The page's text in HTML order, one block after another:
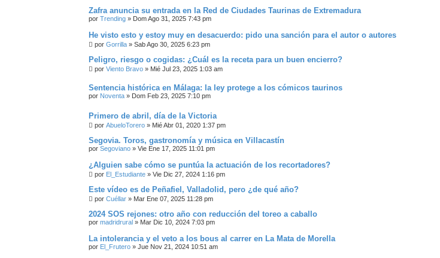
Zafra anuncia su entrada en la Red de Ciudades Taurinas de Extremadura
por Trending » Dom Ago 31, 2025 7:43 pm
He visto esto y estoy muy en desacuerdo: pido una sanción para el autor o autores
por Gorrilla » Sab Ago 30, 2025 6:23 pm
Peligro, riesgo o cogidas: ¿Cuál es la receta para un buen encierro?
por Viento Bravo » Mié Jul 23, 2025 1:03 am
Sentencia histórica en Málaga: la ley protege a los cómicos taurinos
por Noventa » Dom Feb 23, 2025 7:10 pm
Primero de abril, día de la Victoria
por AbueloTorero » Mié Abr 01, 2020 1:37 pm
Segovia. Toros, gastronomía y música en Villacastín
por Segoviano » Vie Ene 17, 2025 11:01 pm
¿Alguien sabe cómo se puntúa la actuación de los recortadores?
por El_Estudiante » Vie Dic 27, 2024 1:16 pm
Este vídeo es de Peñafiel, Valladolid, pero ¿de qué año?
por Cuéllar » Mar Ene 07, 2025 11:28 pm
2024 SOS rejones: otro año con reducción del toreo a caballo
por madridrural » Mar Dic 10, 2024 7:03 pm
La intolerancia y el veto a los bous al carrer en La Mata de Morella
por El_Frutero » Jue Nov 21, 2024 10:51 am